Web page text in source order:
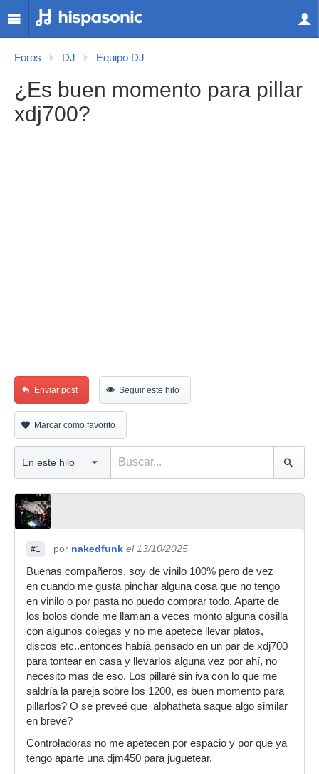
Foros DJ Equipo DJ
¿Es buen momento para pillar
xdj700?
Enviar post Seguir este hilo
Marcar como favorito
#1 por nakedfunk el 13/10/2025
Buenas compañeros, soy de vinilo 100% pero de vez
en cuando me gusta pinchar alguna cosa que no tengo
en vinilo o por pasta no puedo comprar todo. Aparte de
los bolos donde me llaman a veces monto alguna cosilla
con algunos colegas y no me apetece llevar platos,
discos etc..entonces había pensado en un par de xdj700
para tontear en casa y llevarlos alguna vez por ahí, no
necesito mas de eso. Los pillaré sin iva con lo que me
saldría la pareja sobre los 1200, es buen momento para
pillarlos? O se preveé que alphatheta saque algo similar
en breve?
Controladoras no me apetecen por espacio y por que ya
tengo aparte una djm450 para juguetear.